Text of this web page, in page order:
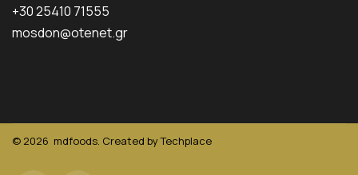
+30 25410 71555
mosdon@otenet.gr
© 2026 mdfoods. Created byTechplace